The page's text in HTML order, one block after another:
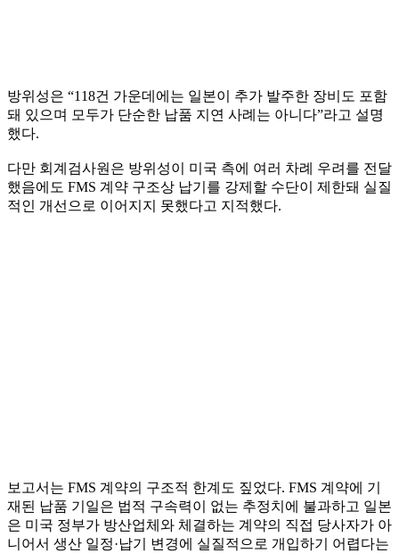
방위성은 “118건 가운데에는 일본이 추가 발주한 장비도 포함
돼 있으며 모두가 단순한 납품 지연 사례는 아니다”라고 설명
했다.
다만 회계검사원은 방위성이 미국 측에 여러 차례 우려를 전달
했음에도 FMS 계약 구조상 납기를 강제할 수단이 제한돼 실질
적인 개선으로 이어지지 못했다고 지적했다.
보고서는 FMS 계약의 구조적 한계도 짚었다. FMS 계약에 기
재된 납품 기일은 법적 구속력이 없는 추정치에 불과하고 일본
은 미국 정부가 방산업체와 체결하는 계약의 직접 당사자가 아
니어서 생산 일정·납기 변경에 실질적으로 개입하기 어렵다는